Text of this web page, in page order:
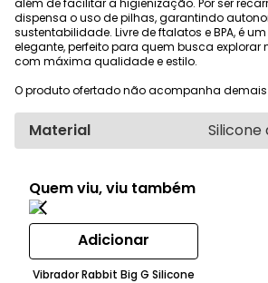
além de facilitar a higienização. Por ser
dispensa o uso de pilhas, garantindo
sustentabilidade. Livre de ftalatos e BPA, é
elegante, perfeito para quem busca explorar
com máxima qualidade e estilo.
O produto ofertado não acompanha
Material Silicone
Quem viu, viu também
Adicionar
Vibrador Rabbit Big G Silicone